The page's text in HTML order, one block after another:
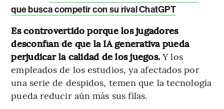
que busca competir con su rival ChatGPT
Es controvertido porque los jugadores
desconfían de que la IA generativa pueda
perjudicar la calidad de los juegos.Y los
empleados de los estudios, ya afectados por
una serie de despidos, temen que la tecnología
pueda reducir aún más sus filas.